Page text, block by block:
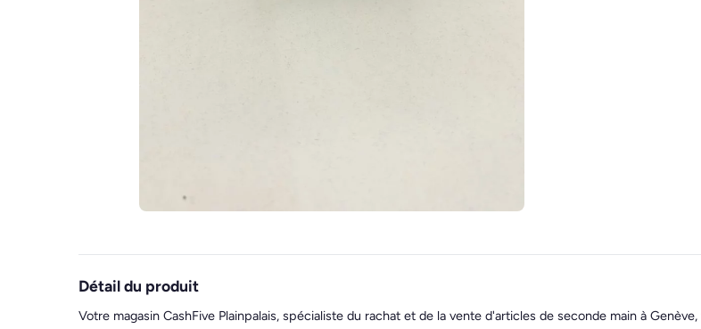
Détail du produit
Votre magasin CashFive Plainpalais, spécialiste du rachat et de la vente d'articles de seconde main à